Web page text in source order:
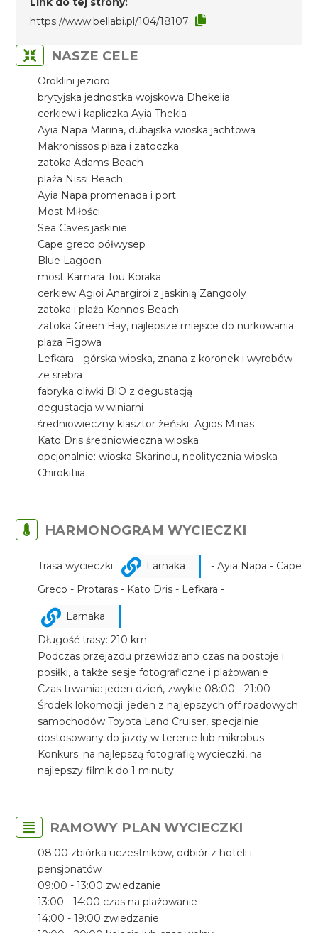
https://www.bellabi.pl/104/18107
NASZE CELE
Oroklini jezioro
brytyjska jednostka wojskowa Dhekelia
cerkiew i kapliczka Ayia Thekla
Ayia Napa Marina, dubajska wioska jachtowa
Makronissos plaża i zatoczka
zatoka Adams Beach
plaża Nissi Beach
Ayia Napa promenada i port
Most Miłości
Sea Caves jaskinie
Cape greco półwysep
Blue Lagoon
most Kamara Tou Koraka
cerkiew Agioi Anargiroi z jaskinią Zangooly
zatoka i plaża Konnos Beach
zatoka Green Bay, najlepsze miejsce do nurkowania
plaża Figowa
Lefkara - górska wioska, znana z koronek i wyrobów
ze srebra
fabryka oliwki BIO z degustacją
degustacja w winiarni
średniowieczny klasztor żeński Agios Minas
Kato Dris średniowieczna wioska
opcjonalnie: wioska Skarinou, neolitycznia wioska
Chirokitiia
HARMONOGRAM WYCIECZKI
Trasa wycieczki: Larnaka
- Ayia Napa - Cape
Greco - Protaras - Kato Dris - Lefkara -
Larnaka
Długość trasy: 210 km
Podczas przejazdu przewidziano czas na postoje i
posiłki, a także sesje fotograficzne i plażowanie
Czas trwania: jeden dzień, zwykle 08:00 - 21:00
Środek lokomocji: jeden z najlepszych off roadowych
samochodów Toyota Land Cruiser, specjalnie
dostosowany do jazdy w terenie lub mikrobus.
Konkurs: na najlepszą fotografię wycieczki, na
najlepszy filmik do 1 minuty
RAMOWY PLAN WYCIECZKI
08:00 zbiórka uczestników, odbiór z hoteli i
pensjonatów
09:00 - 13:00 zwiedzanie
13:00 - 14:00 czas na plażowanie
14:00 - 19:00 zwiedzanie